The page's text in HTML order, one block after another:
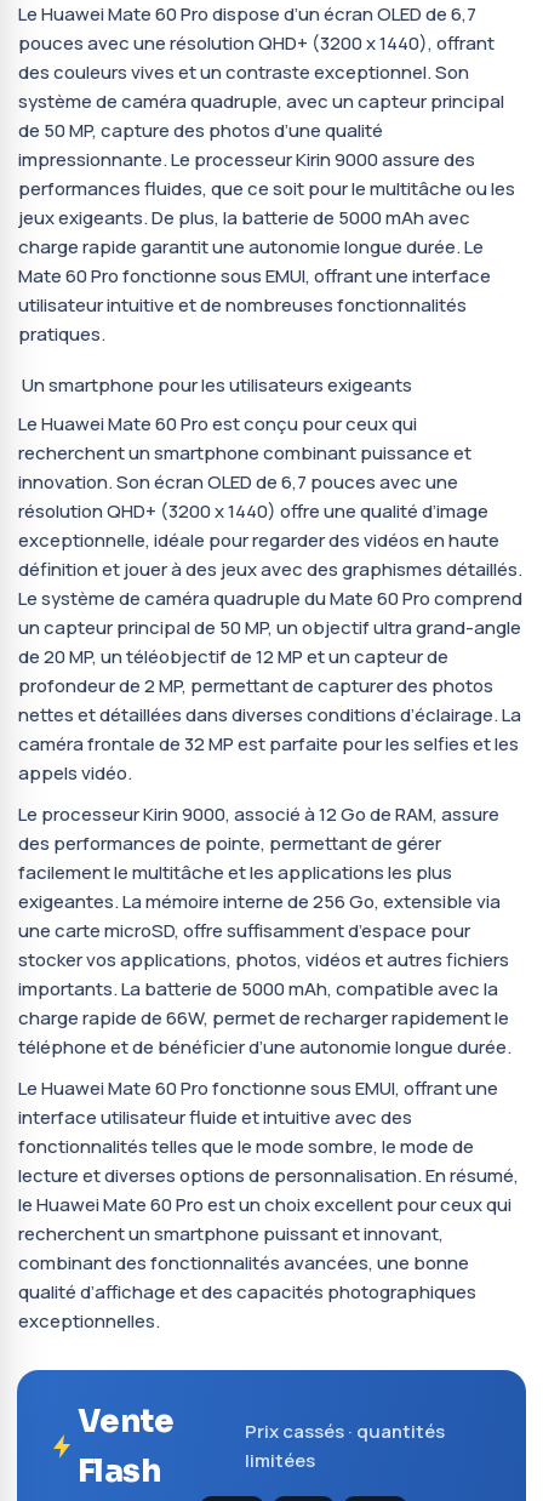
Le Huawei Mate 60 Pro dispose d’un écran OLED de 6,7
pouces avec une résolution QHD+ (3200 x 1440), offrant
des couleurs vives et un contraste exceptionnel. Son
système de caméra quadruple, avec un capteur principal
de 50 MP, capture des photos d’une qualité
impressionnante. Le processeur Kirin 9000 assure des
performances fluides, que ce soit pour le multitâche ou les
jeux exigeants. De plus, la batterie de 5000 mAh avec
charge rapide garantit une autonomie longue durée. Le
Mate 60 Pro fonctionne sous EMUI, offrant une interface
utilisateur intuitive et de nombreuses fonctionnalités
pratiques.
Un smartphone pour les utilisateurs exigeants
Le Huawei Mate 60 Pro est conçu pour ceux qui
recherchent un smartphone combinant puissance et
innovation. Son écran OLED de 6,7 pouces avec une
résolution QHD+ (3200 x 1440) offre une qualité d’image
exceptionnelle, idéale pour regarder des vidéos en haute
définition et jouer à des jeux avec des graphismes détaillés.
Le système de caméra quadruple du Mate 60 Pro comprend
un capteur principal de 50 MP, un objectif ultra grand-angle
de 20 MP, un téléobjectif de 12 MP et un capteur de
profondeur de 2 MP, permettant de capturer des photos
nettes et détaillées dans diverses conditions d’éclairage. La
caméra frontale de 32 MP est parfaite pour les selfies et les
appels vidéo.
Le processeur Kirin 9000, associé à 12 Go de RAM, assure
des performances de pointe, permettant de gérer
facilement le multitâche et les applications les plus
exigeantes. La mémoire interne de 256 Go, extensible via
une carte microSD, offre suffisamment d’espace pour
stocker vos applications, photos, vidéos et autres fichiers
importants. La batterie de 5000 mAh, compatible avec la
charge rapide de 66W, permet de recharger rapidement le
téléphone et de bénéficier d’une autonomie longue durée.
Le Huawei Mate 60 Pro fonctionne sous EMUI, offrant une
interface utilisateur fluide et intuitive avec des
fonctionnalités telles que le mode sombre, le mode de
lecture et diverses options de personnalisation. En résumé,
le Huawei Mate 60 Pro est un choix excellent pour ceux qui
recherchent un smartphone puissant et innovant,
combinant des fonctionnalités avancées, une bonne
qualité d’affichage et des capacités photographiques
exceptionnelles.
Vente
Flash
Prix cassés · quantités
limitées